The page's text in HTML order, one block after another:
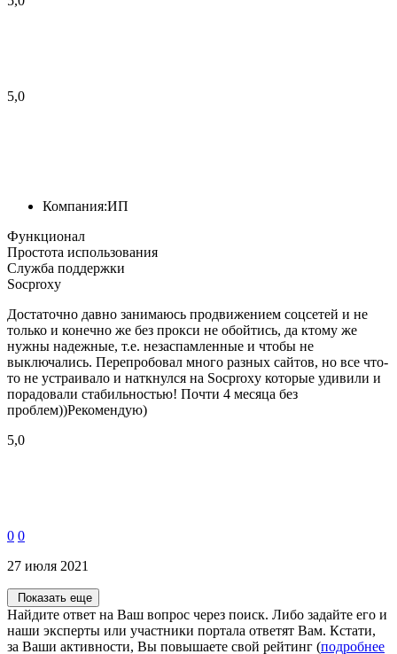
5,0
Компания:ИП
Функционал
Простота использования
Служба поддержки
Socproxy
Достаточно давно занимаюсь продвижением соцсетей и не
только и конечно же без прокси не обойтись, да ктому же
нужны надежные, т.е. незаспамленные и чтобы не
выключались. Перепробовал много разных сайтов, но все что-
то не устраивало и наткнулся на Socproxy которые удивили и
порадовали стабильностью! Почти 4 месяца без
проблем))Рекомендую)
5,0
0 0
27 июля 2021
Показать еще
Найдите ответ на Ваш вопрос через поиск. Либо задайте его и
наши эксперты или участники портала ответят Вам. Кстати,
за Ваши активности, Вы повышаете свой рейтинг (подробнее